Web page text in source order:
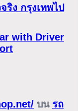
ริง กรุงเทพไป
with Driver
บน รถ